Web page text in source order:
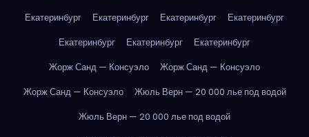
Екатеринбург
Екатеринбург Екатеринбург
Екатеринбург
Екатеринбург
Екатеринбург
Екатеринбург
Жорж Санд — Консуэло
Жорж Санд — Консуэло
Жорж Санд — Консуэло
Жюль Верн — 20 000 лье под водой
Жюль Верн — 20 000 лье под водой